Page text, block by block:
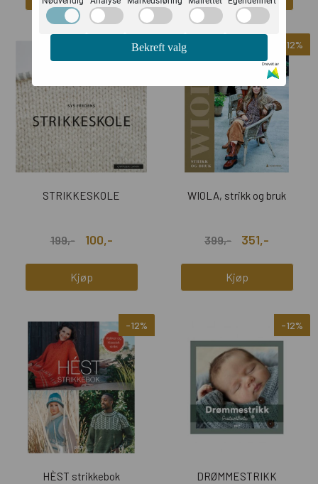
-50%
STRIKKESKOLE
199,- 100,-
Kjøp
-12%
WIOLA, strikk og bruk
399,- 351,-
Kjøp
-12%
HÈST strikkebok
-12%
DRØMMESTRIKK
Bekreft valg
Drevet av